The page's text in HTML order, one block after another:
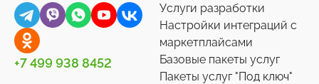
+7 499 938 8452
Услуги разработки
Настройки интеграций с
маркетплайсами
Базовые пакеты услуг
Пакеты услуг "Под ключ"